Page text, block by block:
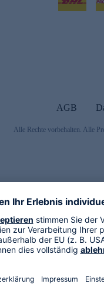
AGB
Alle Rechte vorbehalten. Alle